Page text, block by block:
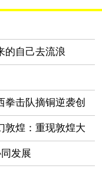
的自己去流浪
拳击队摘铜逆袭创
敦煌：重现敦煌大
发展